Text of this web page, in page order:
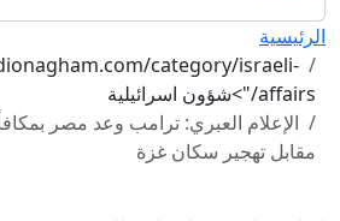
الرئيسية
category/israeli-
affairs/">شؤون اسرائيلية
الإعلام العبري: ترامب وعد مصر
مقابل تهجير سكان غزة